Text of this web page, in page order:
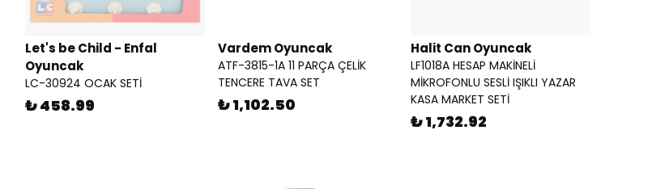
Let's be Child - Enfal
Oyuncak
LC-30924 OCAK SETİ
₺ 458.99
Vardem Oyuncak
ATF-3815-1A 11 PARÇA ÇELİK
TENCERE TAVA SET
₺ 1,102.50
Halit Can Oyuncak
LF1018A HESAP MAKİNELİ
MİKROFONLU SESLİ IŞIKLI YAZAR
KASA MARKET SETİ
₺ 1,732.92